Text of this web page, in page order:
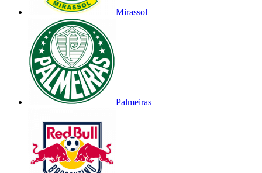
Mirassol
Palmeiras